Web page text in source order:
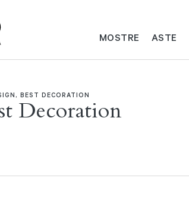
MOSTRE ASTE
BEST DECORATION
Decoration